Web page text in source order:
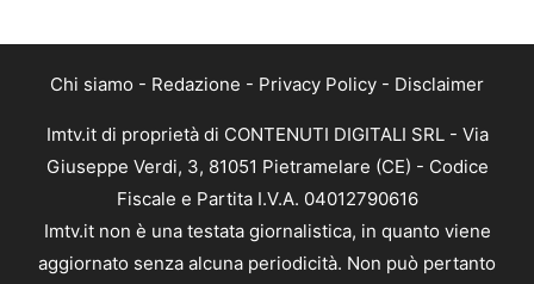
Chi siamo - Redazione - Privacy Policy - Disclaimer
Imtv.it di proprietà di CONTENUTI DIGITALI SRL - Via
Giuseppe Verdi, 3, 81051 Pietramelare (CE) - Codice
Fiscale e Partita I.V.A. 04012790616
Imtv.it non è una testata giornalistica, in quanto viene
aggiornato senza alcuna periodicità. Non può pertanto